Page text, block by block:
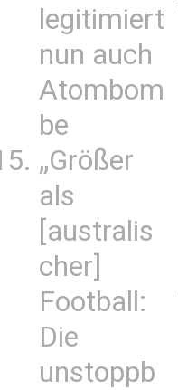
legitimiert
nun auch
Atombom
be
„Größer
als
[australis
cher]
Football:
Die
unstoppb